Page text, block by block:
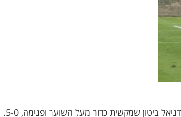
שלוש דקות בתוך המחצית השנייה, התקפה לספורטינג תל אביב אברהם ימרהן מוסר לדניאל ביטון שמקשית כדור מעל השוער ופנימה, 5-0.